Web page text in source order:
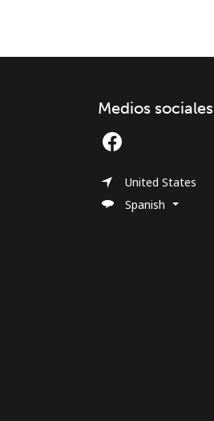
Medios sociales
United States
Spanish